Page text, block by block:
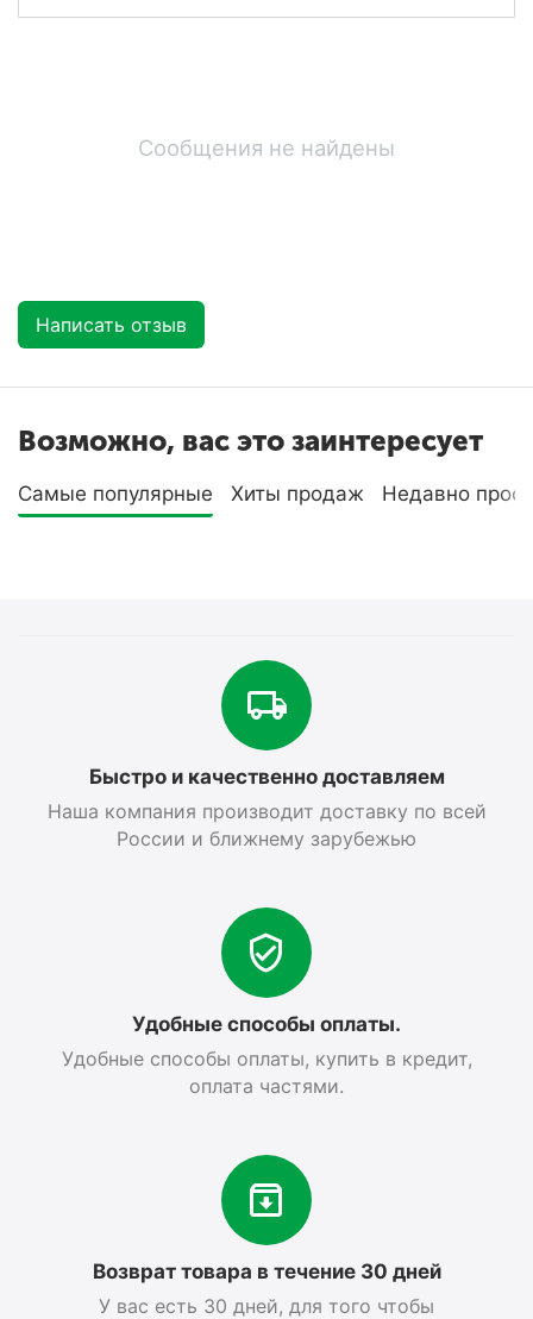
Сообщения не найдены
Написать отзыв
Возможно, вас это заинтересует
Самые популярные Хиты продаж Недавно
Быстро и качественно доставляем
Наша компания производит доставку по всей
России и ближнему зарубежью
Удобные способы оплаты.
Удобные способы оплаты, купить в кредит,
оплата частями.
Возврат товара в течение 30 дней
У вас есть 30 дней, для того чтобы